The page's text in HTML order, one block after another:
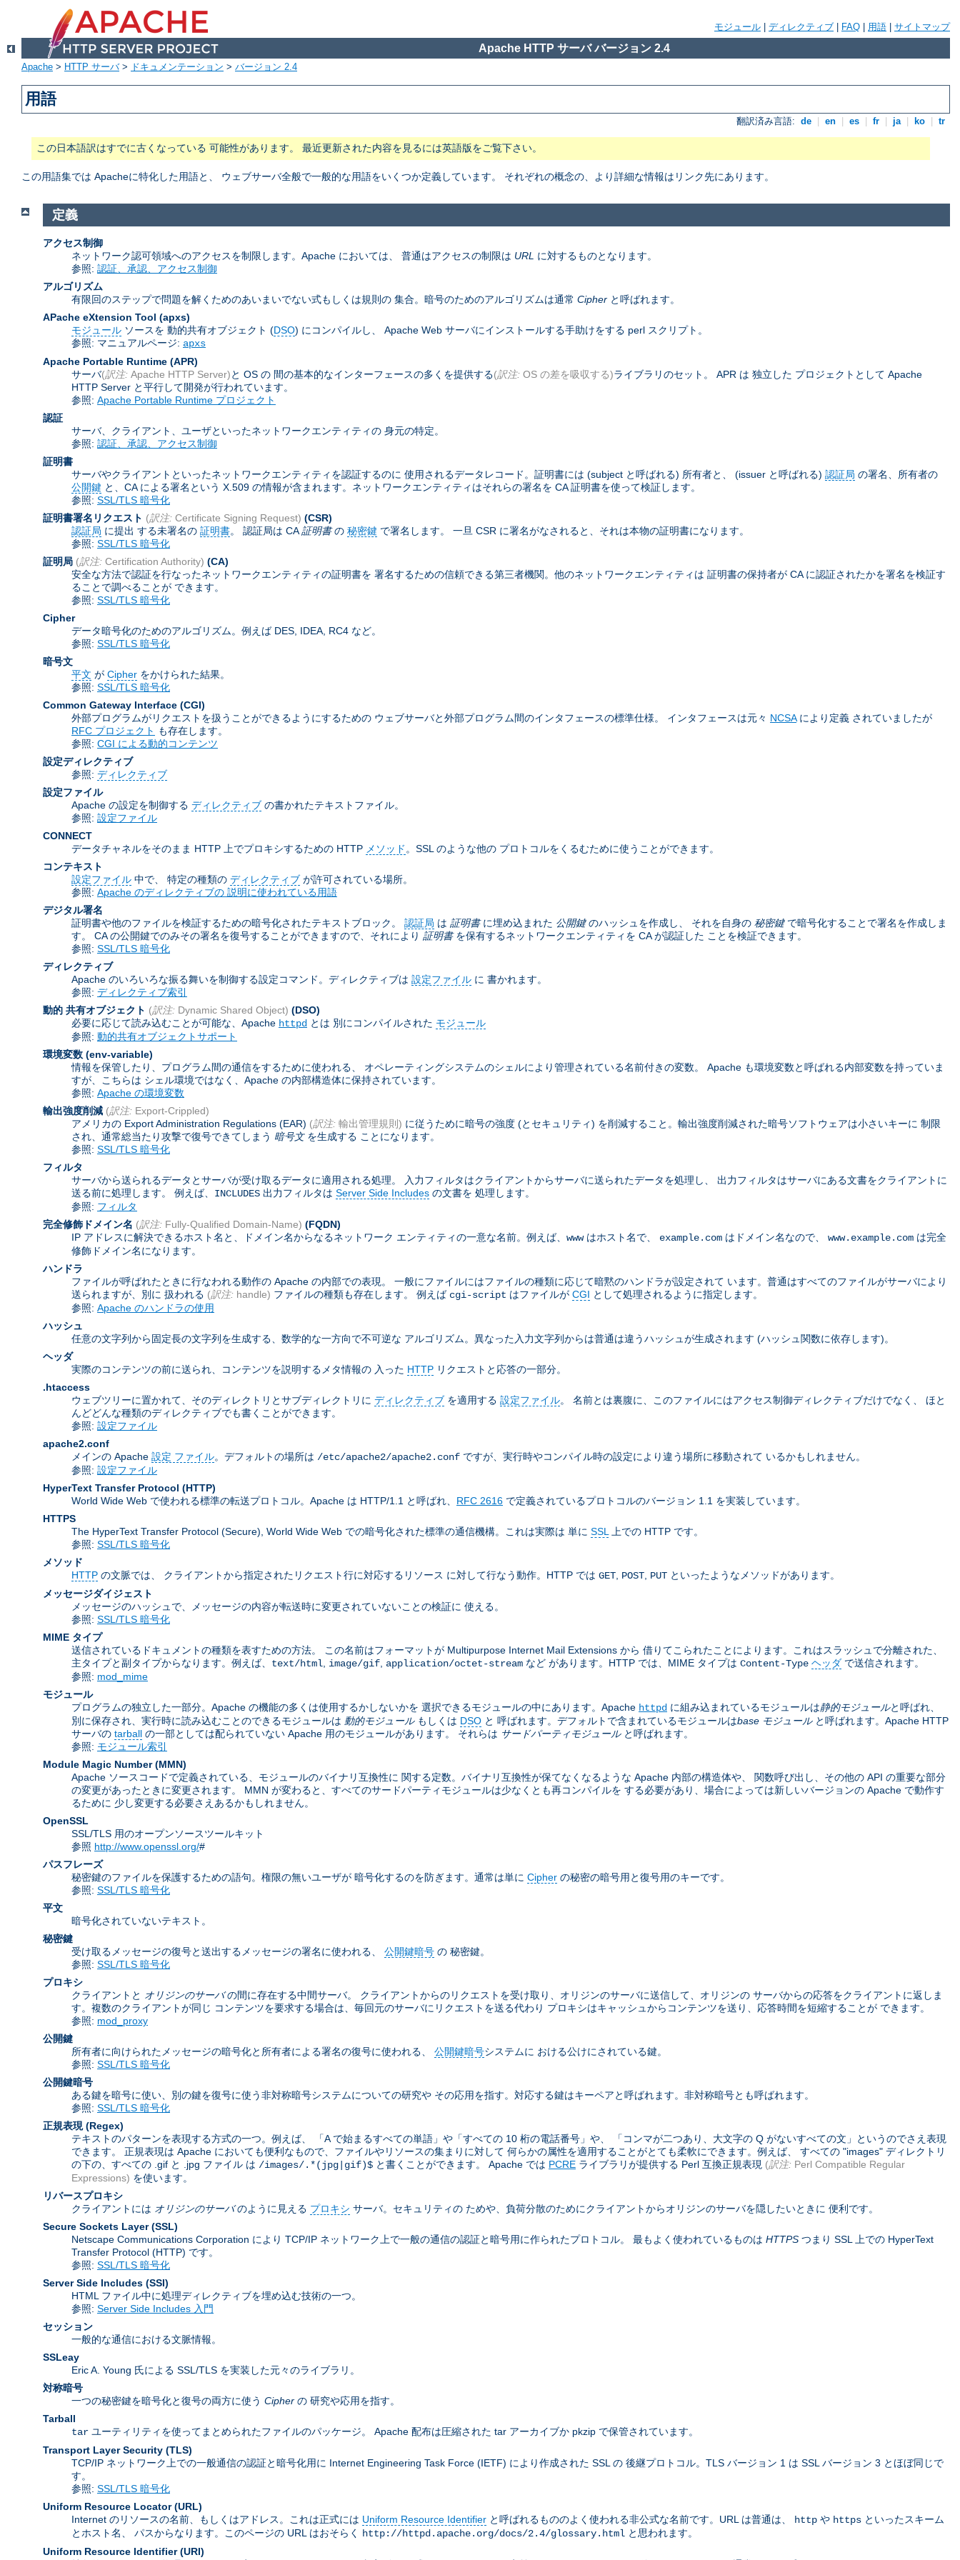
モジュール ディレクティブ FAQ 用語 サイトマップ
Apache HTTP サーバ バージョン 2.4
Apache > HTTP サーバ> ドキュメンテーション > バージョン 2.4
用語
翻訳済み言語: de en es fr ja ko tr
この日本語訳はすでに古くなっている 可能性があります。 最近更新された内容を見るには英語版をご覧下さい。
この用語集では Apacheに特化した用語と、 ウェブサーバ全般で一般的な用語をいくつか定義しています。 それぞれの概念の、より詳細な情報はリンク先にあります。
定義
アクセス制御
ネットワーク認可領域へのアクセスを制限します。Apache においては、 普通はアクセスの制限は URL に対するものとなります。
参照: 認証、承認、アクセス制御
アルゴリズム
有限回のステップで問題を解くためのあいまいでない式もしくは規則の 集合。暗号のためのアルゴリズムは通常 Cipher と呼ばれます。
APache eXtension Tool (apxs)
モジュール ソースを 動的共有オブジェクト (DSO) にコンパイルし、 Apache Web サーバにインストールする手助けをする perl スクリプト。
参照: マニュアルページ: apxs
Apache Portable Runtime (APR)
サーバ(訳注: Apache HTTP Server)と OS の 間の基本的なインターフェースの多くを提供する(訳注: OS の差を吸収する)ライブラリのセット。 APR は 独立した プロジェクトとして Apache
HTTP Server と平行して開発が行われています。
参照: Apache Portable Runtime プロジェクト
認証
サーバ、クライアント、ユーザといったネットワークエンティティの 身元の特定。
参照: 認証、承認、アクセス制御
証明書
サーバやクライアントといったネットワークエンティティを認証するのに 使用されるデータレコード。証明書には (subject と呼ばれる) 所有者と、 (issuer と呼ばれる) 認証局 の署名、所有者の
公開鍵 と、CA による署名という X.509 の情報が含まれます。ネットワークエンティティはそれらの署名を CA 証明書を使って検証します。
参照: SSL/TLS 暗号化
証明書署名リクエスト (訳注: Certificate Signing Request) (CSR)
認証局 に提出 する未署名の 証明書。 認証局は CA証明書の 秘密鍵 で署名します。 一旦 CSR に署名がなされると、それは本物の証明書になります。
参照: SSL/TLS 暗号化
証明局 (訳注: Certification Authority) (CA)
安全な方法で認証を行なったネットワークエンティティの証明書を 署名するための信頼できる第三者機関。他のネットワークエンティティは 証明書の保持者が CA に認証されたかを署名を検証す
ることで調べることが できます。
参照: SSL/TLS 暗号化
Cipher
データ暗号化のためのアルゴリズム。例えば DES, IDEA, RC4 など。
参照: SSL/TLS 暗号化
暗号文
平文 が Cipher をかけられた結果。
参照: SSL/TLS 暗号化
Common Gateway Interface (CGI)
外部プログラムがリクエストを扱うことができるようにするための ウェブサーバと外部プログラム間のインタフェースの標準仕様。 インタフェースは元々 NCSAにより定義 されていましたが
RFC プロジェクト も存在します。
参照: CGI による動的コンテンツ
設定ディレクティブ
参照: ディレクティブ
設定ファイル
Apache の設定を制御する ディレクティブ の書かれたテキストファイル。
参照: 設定ファイル
CONNECT
データチャネルをそのまま HTTP 上でプロキシするための HTTP メソッド 。SSL のような他の プロトコルをくるむために使うことができます。
コンテキスト
設定ファイル 中で、 特定の種類の ディレクティブ が許可されている場所。
参照: Apache のディレクティブの 説明に使われている用語
デジタル署名
証明書や他のファイルを検証するための暗号化されたテキストブロック。 認証局 は 証明書に埋め込まれた 公開鍵のハッシュを作成し、 それを自身の 秘密鍵で暗号化することで署名を作成しま
す。 CA の公開鍵でのみその署名を復号することができますので、それにより 証明書を保有するネットワークエンティティを CA が認証した ことを検証できます。
参照: SSL/TLS 暗号化
ディレクティブ
Apache のいろいろな振る舞いを制御する設定コマンド。ディレクティブは 設定ファイル に 書かれます。
参照: ディレクティブ索引
動的 共有オブジェクト (訳注: Dynamic Shared Object) (DSO)
必要に応じて読み込むことが可能な、Apache httpd とは 別にコンパイルされた モジュール
参照: 動的共有オブジェクトサポート
環境変数 (env-variable)
情報を保管したり、プログラム間の通信をするために使われる、 オペレーティングシステムのシェルにより管理されている名前付きの変数。 Apache も環境変数と呼ばれる内部変数を持っていま
すが、こちらは シェル環境ではなく、Apache の内部構造体に保持されています。
参照: Apache の環境変数
輸出強度削減 (訳注: Export-Crippled)
アメリカの Export Administration Regulations (EAR) (訳注: 輸出管理規則) に従うために暗号の強度 (とセキュリティ) を削減すること。輸出強度削減された暗号ソフトウェアは小さいキーに 制限
され、通常総当たり攻撃で復号できてしまう 暗号文を生成する ことになります。
参照: SSL/TLS 暗号化
フィルタ
サーバから送られるデータとサーバが受け取るデータに適用される処理。 入力フィルタはクライアントからサーバに送られたデータを処理し、 出力フィルタはサーバにある文書をクライアントに
送る前に処理します。 例えば、 INCLUDES 出力フィルタは Server Side Includes の文書を 処理します。
参照: フィルタ
完全修飾ドメイン名 (訳注: Fully-Qualified Domain-Name) (FQDN)
IP アドレスに解決できるホスト名と、ドメイン名からなるネットワーク エンティティの一意な名前。例えば、 wwwはホスト名で、 example.com はドメイン名なので、 www.example.com は完全
修飾ドメイン名になります。
ハンドラ
ファイルが呼ばれたときに行なわれる動作の Apache の内部での表現。 一般にファイルにはファイルの種類に応じて暗黙のハンドラが設定されて います。普通はすべてのファイルがサーバにより
送られますが、別に 扱われる (訳注: handle) ファイルの種類も存在します。 例えば cgi-script はファイルが CGI として処理されるように指定します。
参照: Apache のハンドラの使用
ハッシュ
任意の文字列から固定長の文字列を生成する、数学的な一方向で不可逆な アルゴリズム。異なった入力文字列からは普通は違うハッシュが生成されます (ハッシュ関数に依存します)。
ヘッダ
実際のコンテンツの前に送られ、コンテンツを説明するメタ情報の 入った HTTP リクエストと応答の一部分。
.htaccess
ウェブツリーに置かれて、そのディレクトリとサブディレクトリに ディレクティブ を適用する 設定ファイル。 名前とは裏腹に、このファイルにはアクセス制御ディレクティブだけでなく、 ほと
んどどんな種類のディレクティブでも書くことができます。
参照: 設定ファイル
apache2.conf
メインの Apache 設定 ファイル。デフォルトの場所は /etc/apache2/apache2.conf ですが、実行時やコンパイル時の設定により違う場所に移動されて いるかもしれません。
参照: 設定ファイル
HyperText Transfer Protocol (HTTP)
World Wide Web で使われる標準の転送プロトコル。Apache は HTTP/1.1 と呼ばれ、 RFC 2616 で定義されているプロトコルのバージョン 1.1 を実装しています。
HTTPS
The HyperText Transfer Protocol (Secure), World Wide Web での暗号化された標準の通信機構。これは実際は 単に SSL
上での HTTP です。
参照: SSL/TLS 暗号化
メソッド
HTTP の文脈では、 クライアントから指定されたリクエスト行に対応するリソース に対して行なう動作。HTTP では GET POST PUT といったようなメソッドがあります。
メッセージダイジェスト
メッセージのハッシュで、メッセージの内容が転送時に変更されていないことの検証に 使える。
参照: SSL/TLS 暗号化
MIME タイプ
送信されているドキュメントの種類を表すための方法。 この名前はフォーマットが Multipurpose Internet Mail Extensions から 借りてこられたことによります。これはスラッシュで分離された、
主タイプと副タイプからなります。例えば、 text/html image/gif application/octet-stream など があります。HTTP では、MIME タイプは Content-Type ヘッダ で送信されます。
参照: mod_mime
モジュール
プログラムの独立した一部分。Apache の機能の多くは使用するかしないかを 選択できるモジュールの中にあります。Apache httpd に組み込まれているモジュールは静的モジュールと呼ばれ、
別に保存され、実行時に読み込むことのできるモジュールは 動的モジュールもしくは DSO と 呼ばれます。デフォルトで含まれているモジュールはbase モジュールと呼ばれます。Apache HTTP
サーバの tarball の一部としては配られていない Apache 用のモジュールがあります。 それらは サードパーティモジュールと呼ばれます。
参照: モジュール索引
Module Magic Number(MMN)
Apache ソースコードで定義されている、モジュールのバイナリ互換性に 関する定数。バイナリ互換性が保てなくなるような Apache 内部の構造体や、 関数呼び出し、その他の API の重要な部分
の変更があったときに変更されます。 MMN が変わると、すべてのサードパーティモジュールは少なくとも再コンパイルを する必要があり、場合によっては新しいバージョンの Apache で動作す
るために 少し変更する必要さえあるかもしれません。
OpenSSL
SSL/TLS 用のオープンソースツールキット
参照 http://www.openssl.org/#
パスフレーズ
秘密鍵のファイルを保護するための語句。権限の無いユーザが 暗号化するのを防ぎます。通常は単に Cipher の秘密の暗号用と復号用のキーです。
参照: SSL/TLS 暗号化
平文
暗号化されていないテキスト。
秘密鍵
受け取るメッセージの復号と送出するメッセージの署名に使われる、 公開鍵暗号 の 秘密鍵。
参照: SSL/TLS 暗号化
プロキシ
クライアントと オリジンのサーバの間に存在する中間サーバ。 クライアントからのリクエストを受け取り、オリジンのサーバに送信して、オリジンの サーバからの応答をクライアントに返しま
す。複数のクライアントが同じ コンテンツを要求する場合は、毎回元のサーバにリクエストを送る代わり プロキシはキャッシュからコンテンツを送り、応答時間を短縮することが できます。
参照: mod_proxy
公開鍵
所有者に向けられたメッセージの暗号化と所有者による署名の復号に使われる、 公開鍵暗号システムに おける公けにされている鍵。
参照: SSL/TLS 暗号化
公開鍵暗号
ある鍵を暗号に使い、別の鍵を復号に使う非対称暗号システムについての研究や その応用を指す。対応する鍵はキーペアと呼ばれます。非対称暗号とも呼ばれます。
参照: SSL/TLS 暗号化
正規表現 (Regex)
テキストのパターンを表現する方式の一つ。例えば、 「A で始まるすべての単語」や「すべての 10 桁の電話番号」や、 「コンマが二つあり、大文字の Q がないすべての文」というのでさえ表現
できます。 正規表現は Apache においても便利なもので、ファイルやリソースの集まりに対して 何らかの属性を適用することがとても柔軟にできます。例えば、 すべての "images" ディレクトリ
の下の、すべての .gif と .jpg ファイル は /images/.*(jpg|gif)$ と書くことができます。 Apache では PCRE ライブラリが提供する Perl 互換正規表現 (訳注: Perl Compatible Regular
Expressions) を使います。
リバースプロキシ
クライアントには オリジンのサーバのように見える プロキシ サーバ。セキュリティの ためや、負荷分散のためにクライアントからオリジンのサーバを隠したいときに 便利です。
Secure Sockets Layer (SSL)
Netscape Communications Corporation により TCP/IP ネットワーク上で一般の通信の認証と暗号用に作られたプロトコル。 最もよく使われているものは HTTPS つまり SSL 上での HyperText
Transfer Protocol (HTTP) です。
参照: SSL/TLS 暗号化
Server Side Includes (SSI)
HTML ファイル中に処理ディレクティブを埋め込む技術の一つ。
参照: Server Side Includes 入門
セッション
一般的な通信における文脈情報。
SSLeay
Eric A. Young 氏による SSL/TLS を実装した元々のライブラリ。
対称暗号
一つの秘密鍵を暗号化と復号の両方に使う Cipher の 研究や応用を指す。
Tarball
tar ユーティリティを使ってまとめられたファイルのパッケージ。 Apache 配布は圧縮された tar アーカイブか pkzip で保管されています。
Transport Layer Security (TLS)
TCP/IP ネットワーク上での一般通信の認証と暗号化用に Internet Engineering Task Force (IETF) により作成された SSL の 後継プロトコル。TLS バージョン 1 は SSL バージョン 3 とほぼ同じで
す。
参照: SSL/TLS 暗号化
Uniform Resource Locator (URL)
Internet のリソースの名前、もしくはアドレス。これは正式には Uniform Resource Identifier と呼ばれるもののよく使われる非公式な名前です。URL は普通は、 http や https といったスキーム
とホスト名、 パスからなります。このページの URL はおそらく
http://httpd.apache.org/docs/2.4/glossary.html と思われます。
Uniform Resource Identifier (URI)